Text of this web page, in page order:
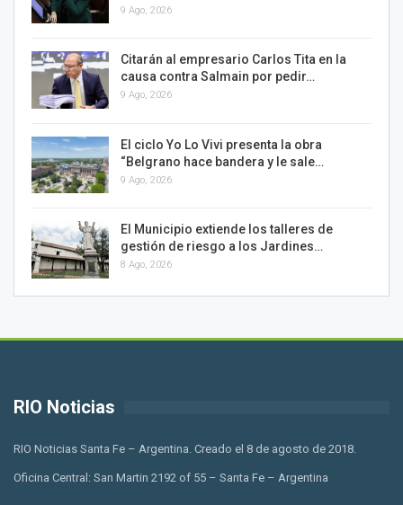
9 Ago, 2026
Citarán al empresario Carlos Tita en la
causa contra Salmain por pedir…
9 Ago, 2026
El ciclo Yo Lo Vivi presenta la obra
“Belgrano hace bandera y le sale…
9 Ago, 2026
El Municipio extiende los talleres de
gestión de riesgo a los Jardines…
8 Ago, 2026
RIO Noticias
RIO Noticias Santa Fe – Argentina. Creado el 8 de agosto de 2018.
Oficina Central: San Martin 2192 of 55 – Santa Fe – Argentina